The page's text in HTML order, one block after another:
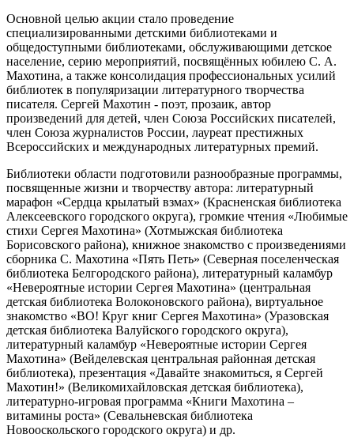
Основной целью акции стало проведение
специализированными детскими библиотеками и
общедоступными библиотеками, обслуживающими детское
население, серию мероприятий, посвящённых юбилею С. А.
Махотина, а также консолидация профессиональных усилий
библиотек в популяризации литературного творчества
писателя. Сергей Махотин - поэт, прозаик, автор
произведений для детей, член Союза Российских писателей,
член Союза журналистов России, лауреат престижных
Всероссийских и международных литературных премий.
Библиотеки области подготовили разнообразные программы,
посвященные жизни и творчеству автора: литературный
марафон «Сердца крылатый взмах» (Красненская библиотека
Алексеевского городского округа), громкие чтения «Любимые
стихи Сергея Махотина» (Хотмыжская библиотека
Борисовского района), книжное знакомство с произведениями
сборника С. Махотина «Пять Петь» (Северная поселенческая
библиотека Белгородского района), литературный каламбур
«Невероятные истории Сергея Махотина» (центральная
детская библиотека Волоконовского района), виртуальное
знакомство «ВО! Круг книг Сергея Махотина» (Уразовская
детская библиотека Валуйского городского округа),
литературный каламбур «Невероятные истории Сергея
Махотина» (Вейделевская центральная районная детская
библиотека), презентация «Давайте знакомиться, я Сергей
Махотин!» (Великомихайловская детская библиотека),
литературно-игровая программа «Книги Махотина –
витамины роста» (Севальневская библиотека
Новооскольского городского округа) и др.